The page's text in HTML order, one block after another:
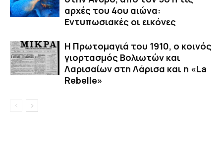
αρχές του 4ου αιώνα:
Εντυπωσιακές οι εικόνες
Η Πρωτομαγιά του 1910, ο κοινός
γιορτασμός Βολιωτών και
Λαρισαίων στη Λάρισα και η «La
Rebelle»